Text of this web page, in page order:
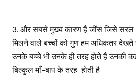
3. और सबसे मुख्य कारण हैंजींसजिसे सरल
मिलने वाले बच्चों को गुण हम अधिकतर देखते
उनके बच्चे भी उनके ही तरह होते हैं उनकी कई
बिल्कुल माँ-बाप के तरह होती है